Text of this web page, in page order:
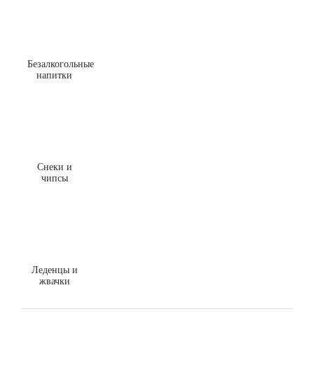
Безалкогольные
напитки
Снеки и
чипсы
Леденцы и
жвачки